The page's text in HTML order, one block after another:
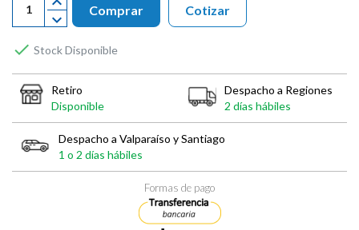
Comprar
 Stock Disponible
Cotizar
Retiro
Disponible
Despacho a Regiones
2 días hábiles
Despacho a Valparaíso y Santiago
1 o 2 días hábiles
Formas de pago